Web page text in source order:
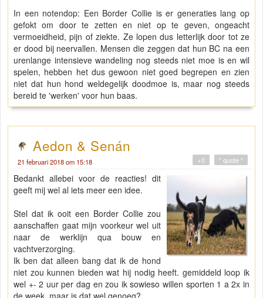
In een notendop: Een Border Collie is er generaties lang op
gefokt om door te zetten en niet op te geven, ongeacht
vermoeidheid, pijn of ziekte. Ze lopen dus letterlijk door tot ze
er dood bij neervallen. Mensen die zeggen dat hun BC na een
urenlange intensieve wandeling nog steeds niet moe is en wil
spelen, hebben het dus gewoon niet goed begrepen en zien
niet dat hun hond weldegelijk doodmoe is, maar nog steeds
bereid te 'werken' voor hun baas.
Aedon & Senán
21 februari 2018 om 15:18 " quote "
+0
Bedankt allebei voor de reacties! dit
geeft mij wel al iets meer een idee.
Stel dat ik ooit een Border Collie zou
aanschaffen gaat mijn voorkeur wel uit
naar de werklijn qua bouw en
vachtverzorging.
Ik ben dat alleen bang dat ik de hond
niet zou kunnen bieden wat hij nodig heeft. gemiddeld loop ik
wel +- 2 uur per dag en zou ik sowieso willen sporten 1 a 2x in